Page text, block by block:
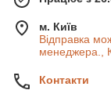
м. Київ
Відправка
менеджера.,
Контакти